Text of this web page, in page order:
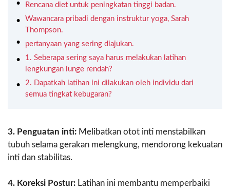
Rencana diet untuk peningkatan tinggi badan.
Wawancara pribadi dengan instruktur yoga, Sarah
Thompson.
pertanyaan yang sering diajukan.
1. Seberapa sering saya harus melakukan latihan
lengkungan lunge rendah?
2. Dapatkah latihan ini dilakukan oleh individu dari
semua tingkat kebugaran?
3. Penguatan inti: Melibatkan otot inti menstabilkan
tubuh selama gerakan melengkung, mendorong kekuatan
inti dan stabilitas.
4. Koreksi Postur: Latihan ini membantu memperbaiki